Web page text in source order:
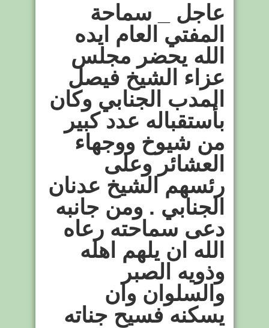
الله
يحضر
مجلس
الشيخ
الجنابي
مغلقة
عاجل _ سماحة
المفتي العام ايده
الله يحضر مجلس
عزاء الشيخ فيصل
المدب الجنابي وكان
بأستقباله عدد كبير
من شيوخ ووجهاء
العشائر وعلى
رئسهم الشيخ عدنان
الجنابي . ومن جانبه
دعى سماحته رعاه
الله ان يلهم اهله
وذويه الصبر
والسلوان وان
يسكنه فسيح جناته